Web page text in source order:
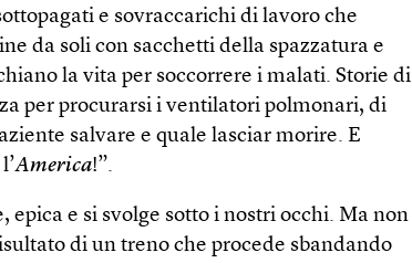
e sovraccarichi di lavoro che
da soli con sacchetti della spazzatura e
la vita per soccorrere i malati. Storie di
per procurarsi i ventilatori polmonari, di
salvare e quale lasciar morire. E
America!”.
epica e si svolge sotto i nostri occhi. Ma non
di un treno che procede sbandando